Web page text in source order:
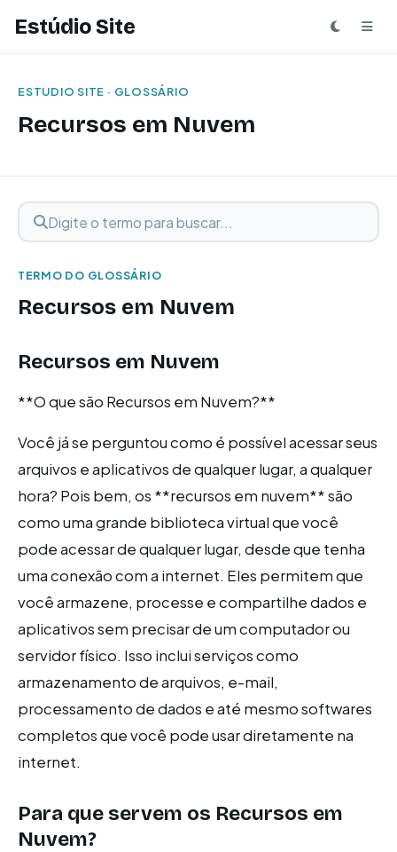
Estúdio Site
ESTUDIO SITE · GLOSSÁRIO
Recursos em Nuvem
Buscar termo
Digite o termo para buscar
TERMO DO GLOSSÁRIO
Recursos em Nuvem
Recursos em Nuvem
**O que são Recursos em Nuvem?**
Você já se perguntou como é possível acessar seus
arquivos e aplicativos de qualquer lugar, a qualquer
hora? Pois bem, os **recursos em nuvem** são
como uma grande biblioteca virtual que você
pode acessar de qualquer lugar, desde que tenha
uma conexão com a internet. Eles permitem que
você armazene, processe e compartilhe dados e
aplicativos sem precisar de um computador ou
servidor físico. Isso inclui serviços como
armazenamento de arquivos, e-mail,
processamento de dados e até mesmo softwares
completos que você pode usar diretamente na
internet.
Para que servem os Recursos em
Nuvem?